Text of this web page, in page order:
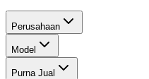
Perusahaan
Model
Purna Jual